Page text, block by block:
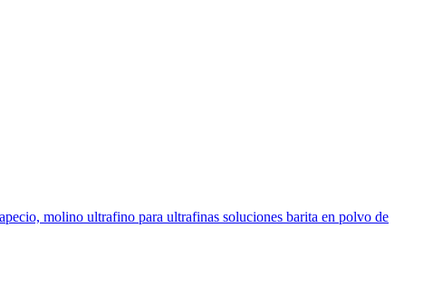
molino ultrafino para ultrafinas soluciones barita en polvo de